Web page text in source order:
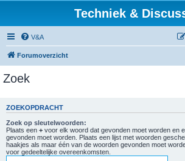
Techniek &
V&A
Forumoverzicht
Zoek
ZOEKOPDRACHT
Zoek op sleutelwoorden:
Plaats een + voor elk woord dat gevonden moet worden en
gevonden moet worden. Plaats een lijst met woorden
haakjes als maar één van de woorden gevonden moet
voor gedeeltelijke overeenkomsten.